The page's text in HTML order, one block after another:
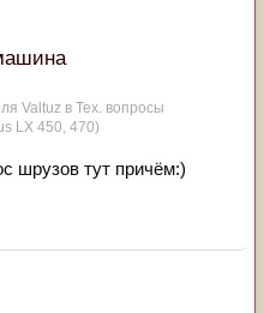
Valtuz в Тех. вопросы
LX 450, 470)
шрузов тут причём:)